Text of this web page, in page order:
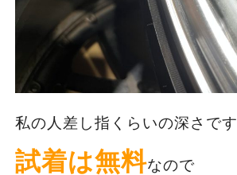
私の人差し指くらいの深さです
試着は無料なので